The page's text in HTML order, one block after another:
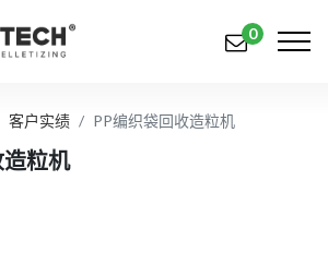
0
客户实绩 PP编织袋回收造粒机
粒机